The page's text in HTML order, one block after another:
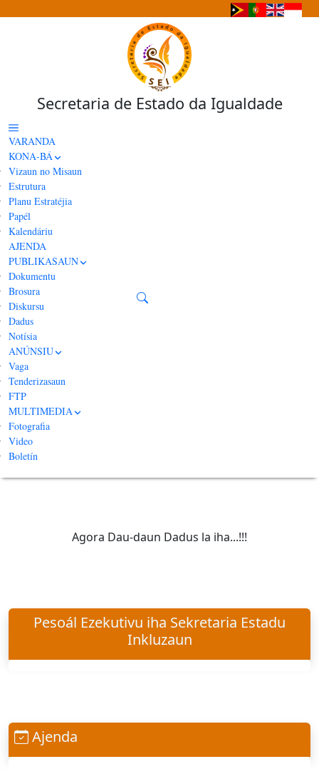
Secretaria de Estado da Igualdade
VARANDA
KONA-BÁ
Vizaun no Misaun
Estrutura
Planu Estratéjia
Papél
Kalendáriu
AJENDA
PUBLIKASAUN
Dokumentu
Brosura
Diskursu
Dadus
Notísia
ANÚNSIU
Vaga
Tenderizasaun
FTP
MULTIMEDIA
Fotografia
Video
Boletín
Agora Dau-daun Dadus la iha...!!!
Pesoál Ezekutivu iha Sekretaria Estadu
Inkluzaun
Ajenda